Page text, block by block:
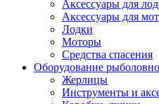
Аксессуары для
Аксессуары для
Лодки
Моторы
Средства спасения
Оборудование
Жерлицы
Инструменты и